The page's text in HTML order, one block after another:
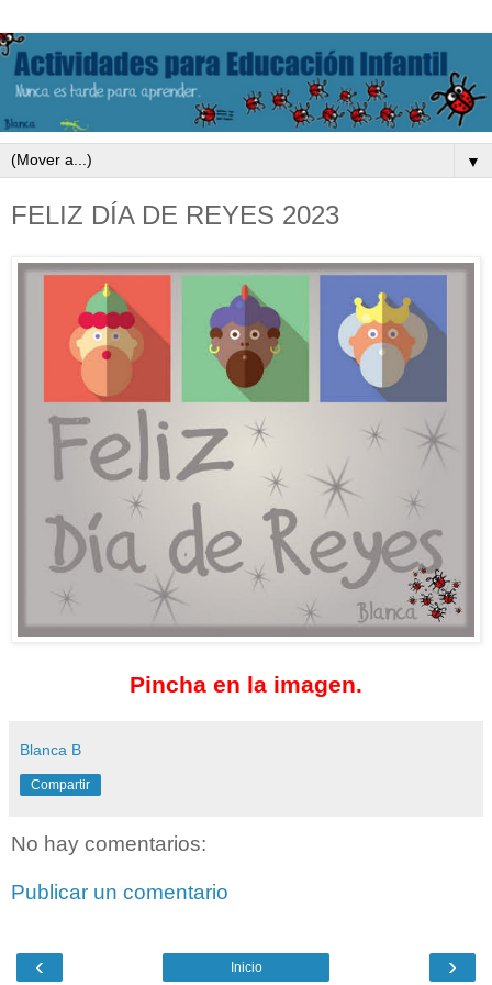
▼
FELIZ DÍA DE REYES 2023
Pincha en la imagen.
Blanca B
Compartir
No hay comentarios:
Publicar un comentario
‹ ›
Inicio